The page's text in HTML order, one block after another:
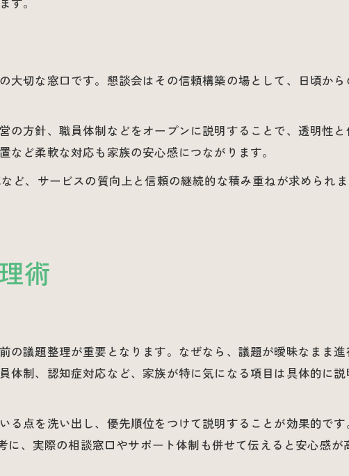
す。
切な窓口です。懇談会はその信頼構築の場として、日頃か
方針、職員体制などをオープンに説明することで、透明性
ど柔軟な対応も家族の安心感につながります。
ど、サービスの質向上と信頼の継続的な積み重ねが求められ
術
議題整理が重要となります。なぜなら、議題が曖昧なまま
制、認知症対応など、家族が特に気になる項目は具体的に
点を洗い出し、優先順位をつけて説明することが効果的です
、実際の相談窓口やサポート体制も併せて伝えると安心感が